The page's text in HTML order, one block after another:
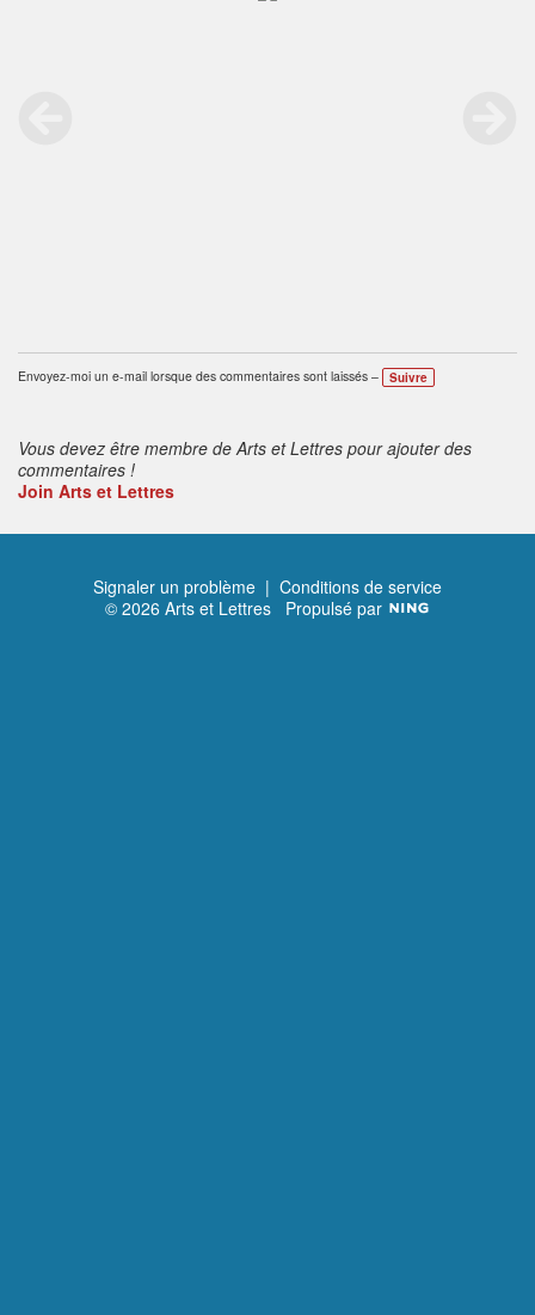
Envoyez-moi un e-mail lorsque des commentaires sont laissés – Suivre
Vous devez être membre de Arts et Lettres pour ajouter des
commentaires !
Join Arts et Lettres
Signaler un problème | Conditions de service
© 2026 Arts et Lettres Propulsé par